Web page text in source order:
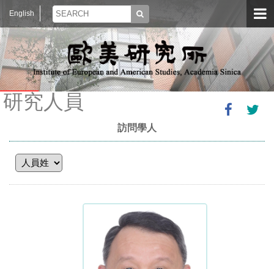
English
研究人員
訪問學人